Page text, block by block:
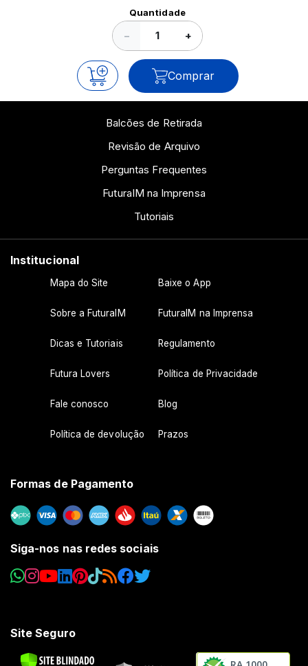
Quantidade
− +
Comprar
Balcões de Retirada
Revisão de Arquivo
Perguntas Frequentes
FuturaIM na Imprensa
Tutoriais
Institucional
Mapa do Site Baixe o App
Sobre a FuturaIM FuturaIM na Imprensa
Dicas e Tutoriais Regulamento
Futura Lovers Política de Privacidade
Fale conosco Blog
Política de devolução Prazos
Formas de Pagamento
Siga-nos nas redes sociais
Site Seguro